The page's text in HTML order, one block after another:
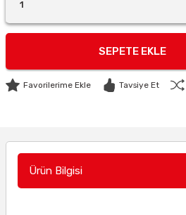
SEPETE EKLE
Tavsiye Et
Ürün Bilgisi